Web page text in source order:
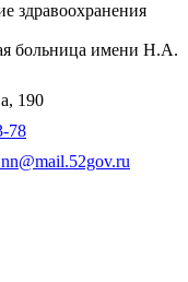
здравоохранения
больница имени Н.А.
190
78